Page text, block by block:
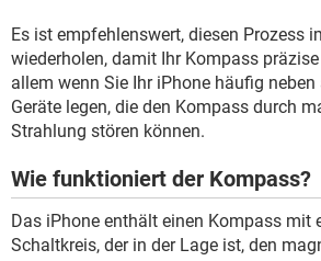
Es ist empfehlenswert, diesen Prozess
wiederholen, damit Ihr Kompass
allem wenn Sie Ihr iPhone häufig
Geräte legen, die den Kompass durch
Strahlung stören können.
Wie funktioniert der Kompass?
Das iPhone enthält einen Kompass mit
Schaltkreis, der in der Lage ist, den